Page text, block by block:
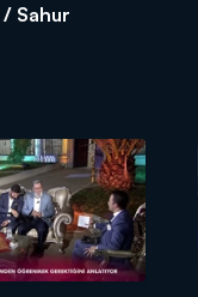
Sahur